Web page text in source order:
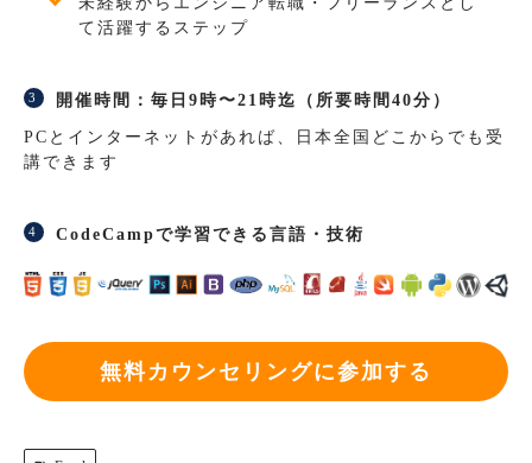
て活躍するステップ
開催時間：毎日9時〜21時迄（所要時間40分）
PCとインターネットがあれば、日本全国どこからでも受
講できます
CodeCampで学習できる言語・技術
無料カウンセリングに参加する